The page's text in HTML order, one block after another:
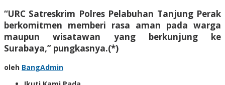
“URC Satreskrim Polres Pelabuhan Tanjung Perak
berkomitmen memberi rasa aman pada warga
maupun wisatawan yang berkunjung ke
Surabaya,” pungkasnya.(*)
oleh BangAdmin